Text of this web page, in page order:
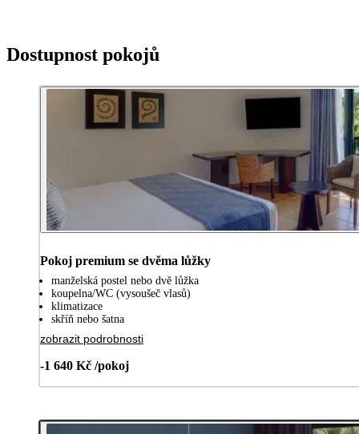
Dostupnost pokojů
Pokoj premium se dvěma lůžky
manželská postel nebo dvě lůžka
koupelna/WC (vysoušeč vlasů)
klimatizace
skříň nebo šatna
zobrazit podrobnosti
-1 640 Kč /pokoj